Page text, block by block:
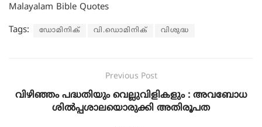
Malayalam Bible Quotes
Tags: ഡോമിനിക് വി.ഡൊമിനിക് വിശുദ്ധ
Previous Post
വിഴിഞ്ഞം പദ്ധതിയും വെല്ലുവിളികളും : അവബോധ
ശിൽപ്പശാലയൊരുക്കി അതിരൂപത